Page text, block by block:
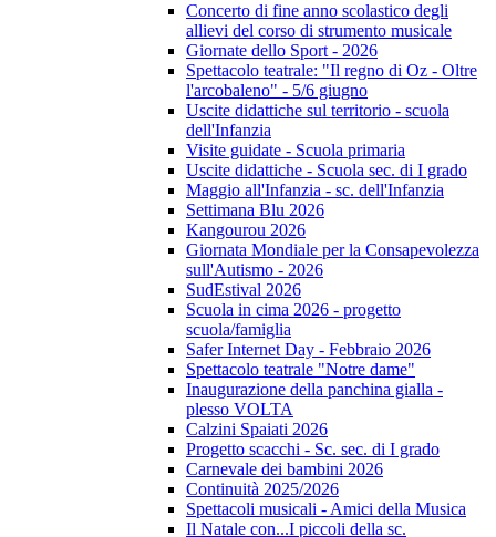
Concerto di fine anno scolastico degli
allievi del corso di strumento musicale
Giornate dello Sport - 2026
Spettacolo teatrale: "Il regno di Oz - Oltre
l'arcobaleno" - 5/6 giugno
Uscite didattiche sul territorio - scuola
dell'Infanzia
Visite guidate - Scuola primaria
Uscite didattiche - Scuola sec. di I grado
Maggio all'Infanzia - sc. dell'Infanzia
Settimana Blu 2026
Kangourou 2026
Giornata Mondiale per la Consapevolezza
sull'Autismo - 2026
SudEstival 2026
Scuola in cima 2026 - progetto
scuola/famiglia
Safer Internet Day - Febbraio 2026
Spettacolo teatrale "Notre dame"
Inaugurazione della panchina gialla -
plesso VOLTA
Calzini Spaiati 2026
Progetto scacchi - Sc. sec. di I grado
Carnevale dei bambini 2026
Continuità 2025/2026
Spettacoli musicali - Amici della Musica
Il Natale con...I piccoli della sc.